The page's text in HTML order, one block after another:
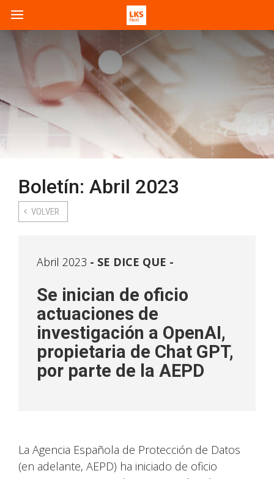
Boletín: Abril 2023
VOLVER
Abril 2023 SE DICE QUE -
Se inician de oficio
actuaciones de
investigación a OpenAI,
propietaria de Chat GPT,
por parte de la AEPD
La Agencia Española de Protección de Datos
(en adelante, AEPD) ha iniciado de oficio